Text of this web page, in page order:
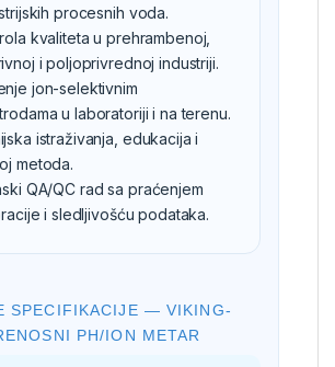
procesnih voda.
kvaliteta u prehrambenoj,
i poljoprivrednoj industriji.
jon-selektivnim
u laboratoriji i na terenu.
istraživanja, edukacija i
metoda.
QA/QC rad sa praćenjem
i sledljivošću podataka.
SPECIFIKACIJE — VIKING-
PH/ION METAR